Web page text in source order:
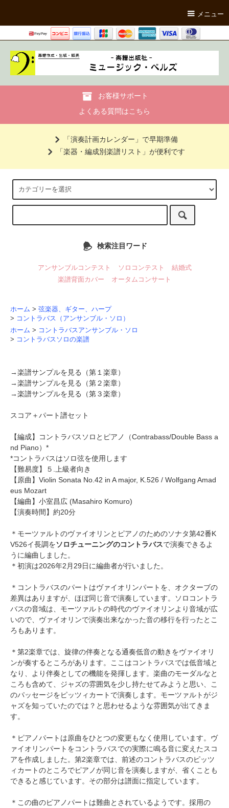
メニュー
お客様サポート
よくある質問はこちら
「演奏計画カレンダー」で早期準備
「楽器・編成別楽譜リスト」が便利です
検索注目ワード
アンサンブルコンテスト ソロコンテスト
結婚式
楽譜背面カバー
オータムコンサート
ホーム > 弦楽器、ギター、ハープ
> コントラバス（アンサンブル・ソロ）
ホーム > コントラバスアンサンブル・ソロ
> コントラバスソロの楽譜
→楽譜サンプルを見る（第１楽章）
→楽譜サンプルを見る（第２楽章）
→楽譜サンプルを見る（第３楽章）
スコア＋パート譜セット
【編成】 コントラバスソロ とピアノ（Contrabass/Double Bass a
nd Piano）*
*コントラバスはソロ弦を使用します
【難易度】５.上級者向き
【原曲】Violin Sonata No.42 in A major, K.526 / Wolfgang Amad
eus Mozart
【編曲】 小室昌広 (Masahiro Komuro)
【演奏時間】約20分
＊モーツァルトのヴァイオリンとピアノのためのソナタ第42番K
V526イ長調をソロチューニングのコントラバスで演奏できるよ
うに編曲しました。
＊初演は2026年2月29日に編曲者が行いました。
＊コントラバスのパートはヴァイオリンパートを、オクターブの
差異はありますが、ほぼ同じ音で演奏しています。ソロコントラ
バスの音域は、モーツァルトの時代のヴァイオリンより音域が広
いので、ヴァイオリンで演奏出来なかった音の移行を行ったとこ
ろもあります。
＊第2楽章では、旋律の伴奏となる通奏低音の動きをヴァイオリ
ンが奏するところがあります。ここはコントラバスでは低音域と
なり、より伴奏としての機能を発揮します。楽曲のモーダルなと
ころも含めて、ジャズの雰囲気を少し持たせてみようと思い、こ
のパッセージをピッツィカートで演奏します。モーツァルトがジ
ャズを知っていたのでは？と思わせるような雰囲気が出てきま
す。
＊ピアノパートは原曲をひとつの変更もなく使用しています。ヴ
ァイオリンパートをコントラバスでの実際に鳴る音に変えたスコ
アを作成しました。第2楽章では、前述のコントラバスのピッツ
ィカートのところでピアノが同じ音を演奏しますが、省くことも
できると感じています。その部分は譜面に指定しています。
＊この曲のピアノパートは難曲とされているようです。採用の